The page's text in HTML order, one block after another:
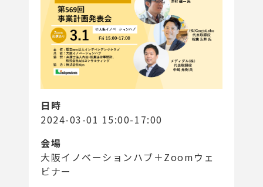
日時
2024-03-01 15:00-17:00
会場
大阪イノベーションハブ＋Zoomウェ
ビナー